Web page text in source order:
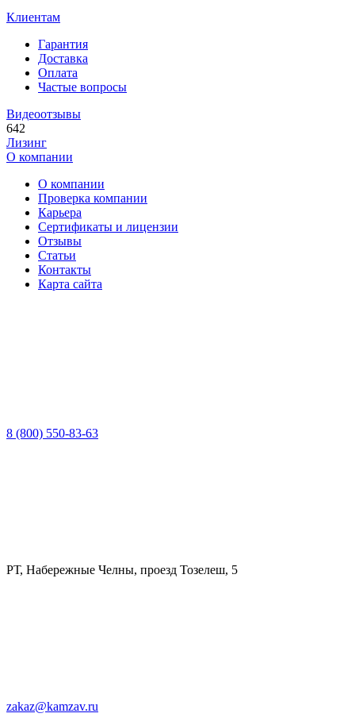
Клиентам
Гарантия
Доставка
Оплата
Частые вопросы
Видеоотзывы
642
Лизинг
О компании
О компании
Проверка компании
Карьера
Сертификаты и лицензии
Отзывы
Статьи
Контакты
Карта сайта
8 (800) 550-83-63
РТ, Набережные Челны, проезд Тозелеш, 5
zakaz@kamzav.ru